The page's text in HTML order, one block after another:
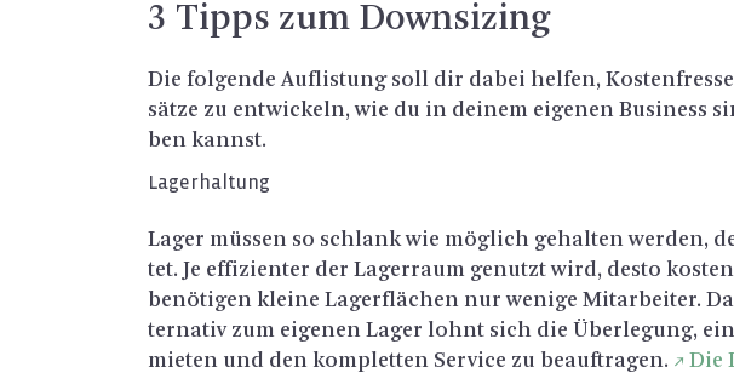
3 Tipps zum Down­si­zing
Die fol­gen­de Auf­lis­tung soll dir dabei hel­fen,
sät­ze zu ent­wi­ckeln, wie du in dei­nem ei­ge­nen Busi­ness
ben kannst.
La­ger­hal­tung
Lager müs­sen so schlank wie mög­lich ge­hal­ten wer­den,
tet. Je ef­fi­zi­en­ter der La­ger­raum ge­nutzt wird, desto
be­nö­ti­gen klei­ne La­ger­flä­chen nur we­ni­ge Mit­ar­bei­ter.
ter­na­tiv zum ei­ge­nen Lager lohnt sich die Über­le­gung,
mie­ten und den kom­plet­ten Ser­vice zu be­auf­tra­gen.
Die